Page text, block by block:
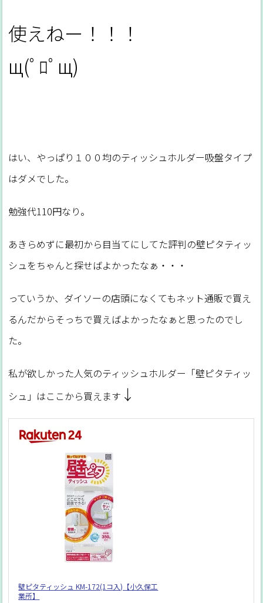
使えねー！！！
щ(ﾟﾛﾟщ)
はい、やっぱり１００均のティッシュホルダー吸盤タイプ
はダメでした。
勉強代110円なり。
あきらめずに最初から目当てにしてた評判の壁ピタティッ
シュをちゃんと探せばよかったなぁ・・・
っていうか、ダイソーの店頭になくてもネット通販で買え
るんだからそっちで買えばよかったなぁと思ったのでし
た。
私が欲しかった人気のティッシュホルダー「壁ピタティッ
シュ」はここから買えます ↓
壁ピタティッシュ KM-172(1コ入)【小久保工
業所】